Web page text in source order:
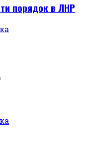
порядок в ЛНР